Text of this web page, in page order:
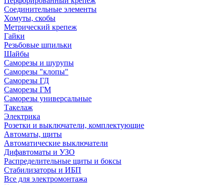
Соединительные элементы
Хомуты, скобы
Метрический крепеж
Гайки
Резьбовые шпильки
Шайбы
Саморезы и шурупы
Саморезы "клопы"
Саморезы ГД
Саморезы ГМ
Саморезы универсальные
Такелаж
Электрика
Розетки и выключатели, комплектующие
Автоматы, щиты
Автоматические выключатели
Дифавтоматы и УЗО
Распределительные щиты и боксы
Стабилизаторы и ИБП
Все для электромонтажа